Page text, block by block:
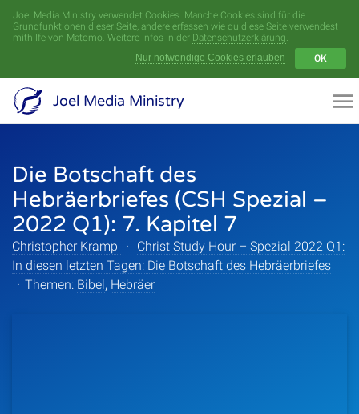
Joel Media Ministry verwendet Cookies. Manche Cookies sind für die
Grundfunktionen dieser Seite, andere erfassen wie du diese Seite verwendest
mithilfe von Matomo. Weitere Infos in der Datenschutzerklärung.
Nur notwendige Cookies erlauben
OK
Joel Media Ministry
Die Botschaft des
Hebräerbriefes (CSH Spezial –
2022 Q1): 7. Kapitel 7
Christopher Kramp ·
Christ Study Hour – Spezial 2022 Q1:
In diesen letzten Tagen: Die Botschaft des Hebräerbriefes
· Themen: Bibel, Hebräer
Menü
Videoarchiv
Sprecher
Themen